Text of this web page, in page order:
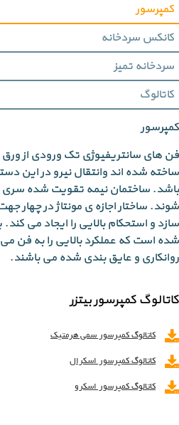
کمپرسور
کانکس سردخانه
سردخانه تمیز
کاتالوگ
کمپرسور
ساخته شده اند وانتقال نیرو در این
باشد. ساختمان نیمه تقویت شده
شوند. ساختار اجازه ی مونتاژ در چهار
سازد و استحکام بالایی را ایجاد می
شده است که عملکرد بالایی را به فن
روانکاری و عایق بندی شده می باشند.
کاتالوگ کمپرسور بیتزر
کاتالوگ کمپرسور سمی هرمتیک
کاتالوگ کمپرسور اسکرال
کاتالوگ کمپرسور اسکرو